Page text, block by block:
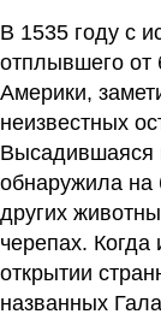
В 1535 году с
отплывшего
Америки,
неизвестных
Высадившаяся
обнаружила на
других
черепах. Когда
открытии
названных